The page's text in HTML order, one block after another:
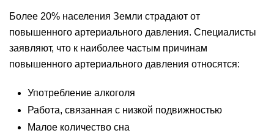
Более 20% населения Земли страдают от
повышенного артериального давления. Специалисты
заявляют, что к наиболее частым причинам
повышенного артериального давления относятся:
Употребление алкоголя
Работа, связанная с низкой подвижностью
Малое количество сна